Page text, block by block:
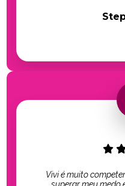
Vivi é muito